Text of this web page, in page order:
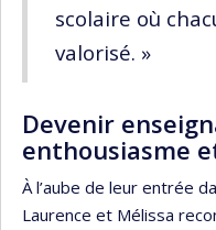
scolaire où
valorisé. »
Devenir
enthousiasme
À l’aube de leur entrée
Laurence et Mélissa